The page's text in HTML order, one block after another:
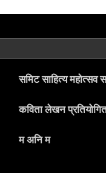
समिट साहित्य महोत्सव
कविता लेखन
म अनि म